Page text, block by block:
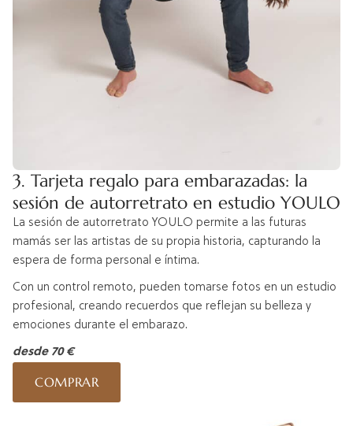
3. Tarjeta regalo para embarazadas: la
sesión de autorretrato en estudio YOULO
La sesión de autorretrato YOULO permite a las futuras
mamás ser las artistas de su propia historia, capturando la
espera de forma personal e íntima.
Con un control remoto, pueden tomarse fotos en un estudio
profesional, creando recuerdos que reflejan su belleza y
emociones durante el embarazo.
desde 70 €
COMPRAR